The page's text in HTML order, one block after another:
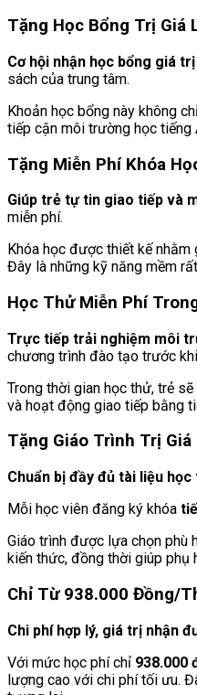
Tặng Học Bổng Trị Giá
Cơ hội nhận học bổng giá
sách của trung tâm.
Khoản học bổng này không
tiếp cận môi trường học tiếng
Tặng Miễn Phí Khóa
Giúp trẻ tự tin giao tiếp và
miễn phí.
Khóa học được thiết kế
Đây là những kỹ năng mềm
Học Thử Miễn Phí
Trực tiếp trải nghiệm môi
chương trình đào tạo trước
Trong thời gian học thử, trẻ
và hoạt động giao tiếp bằng
Tặng Giáo Trình Trị
Chuẩn bị đầy đủ tài liệu
Mỗi học viên đăng ký khóa
Giáo trình được lựa chọn phù
kiến thức, đồng thời giúp phụ
Chỉ Từ 938.000 Đồng/
Chi phí hợp lý, giá trị nhận
Với mức học phí chỉ 938.000
lượng cao với chi phí tối ưu.